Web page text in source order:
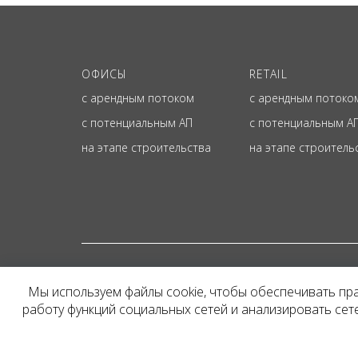
ОФИСЫ
с арендным потоком
с потенциальным АП
на этапе строительства
RETAIL
с арендным
с потенциальным
на этапе
Представленная на
и не является
Мы используем файлы cookie, чтобы обеспечивать
работу функций социальных сетей и анализировать